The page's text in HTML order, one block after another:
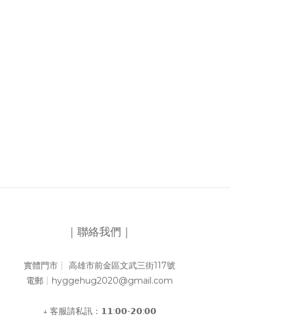
｜聯絡我們｜
實體門市┊︎ 高雄市前金區文武三街117號
電郵┊︎hyggehug2020@gmail.com
↓ 客服請私訊：𝟭𝟭:𝟬𝟬-𝟮𝟬:𝟬𝟬